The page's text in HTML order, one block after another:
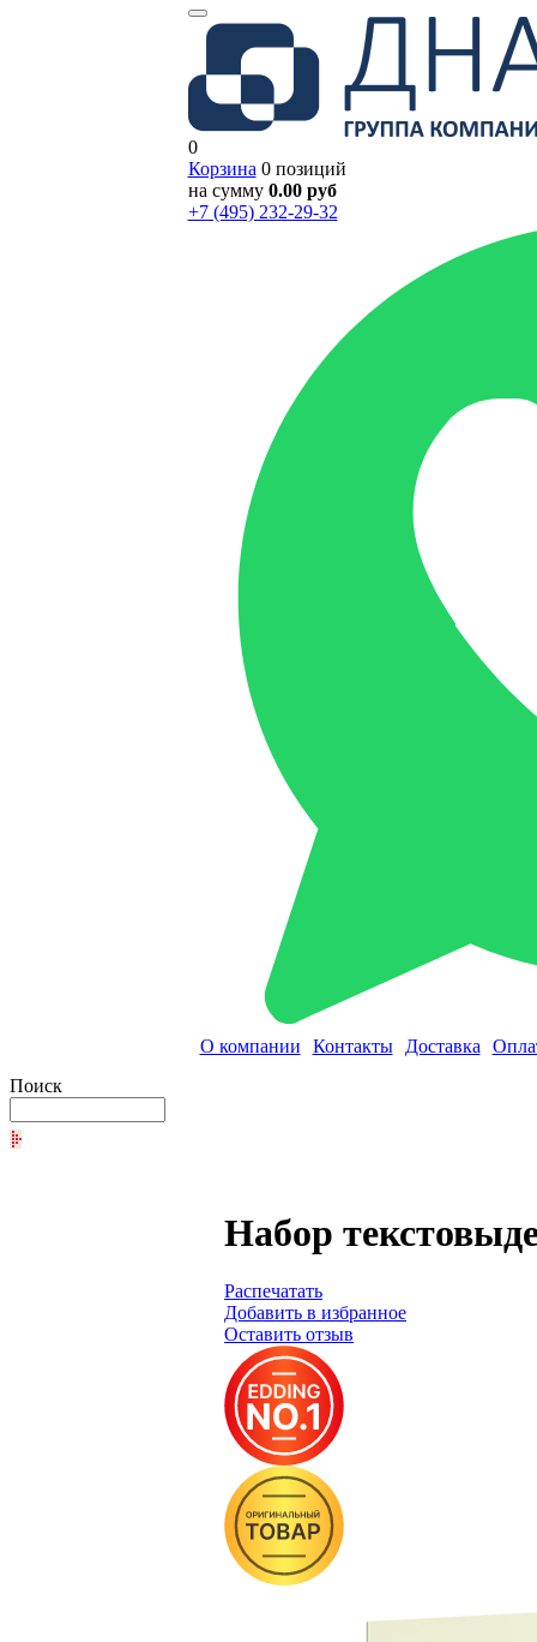
0
Корзина 0 позиций
на сумму 0.00 руб
+7 (495) 232-29-32
О компании Контакты Доставка
Поиск
Набор
Распечатать
Добавить в избранное
Оставить отзыв